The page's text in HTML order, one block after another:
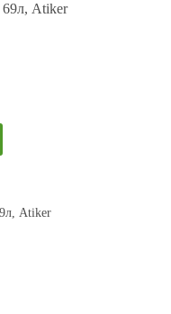
69л, Atiker
Atiker